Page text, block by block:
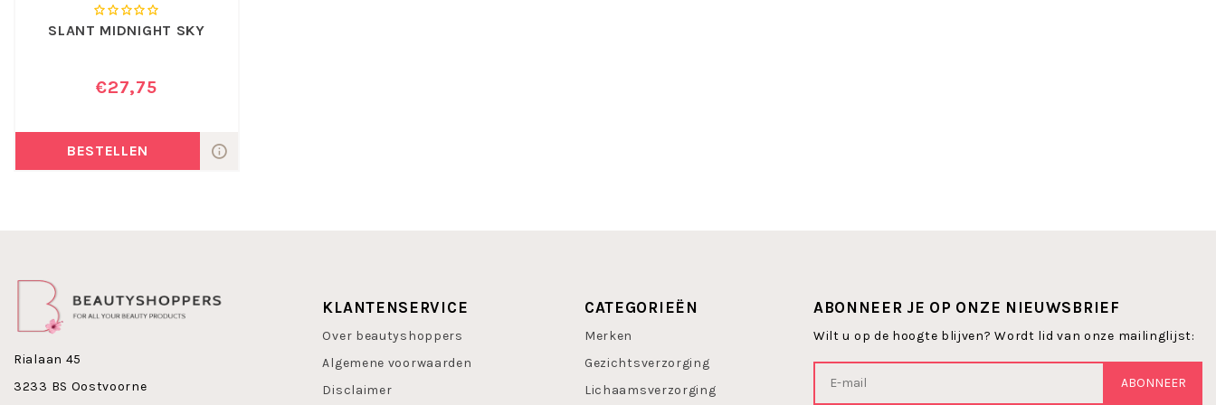
SLANT MIDNIGHT SKY
€27,75
BESTELLEN
Rialaan 45
3233 BS Oostvoorne
KLANTENSERVICE
Over beautyshoppers
Algemene voorwaarden
Disclaimer
CATEGORIEËN
Merken
Gezichtsverzorging
Lichaamsverzorging
ABONNEER JE OP ONZE NIEUWSBRIEF
Wilt u op de hoogte blijven? Wordt lid van onze mailinglijst:
ABONNEER